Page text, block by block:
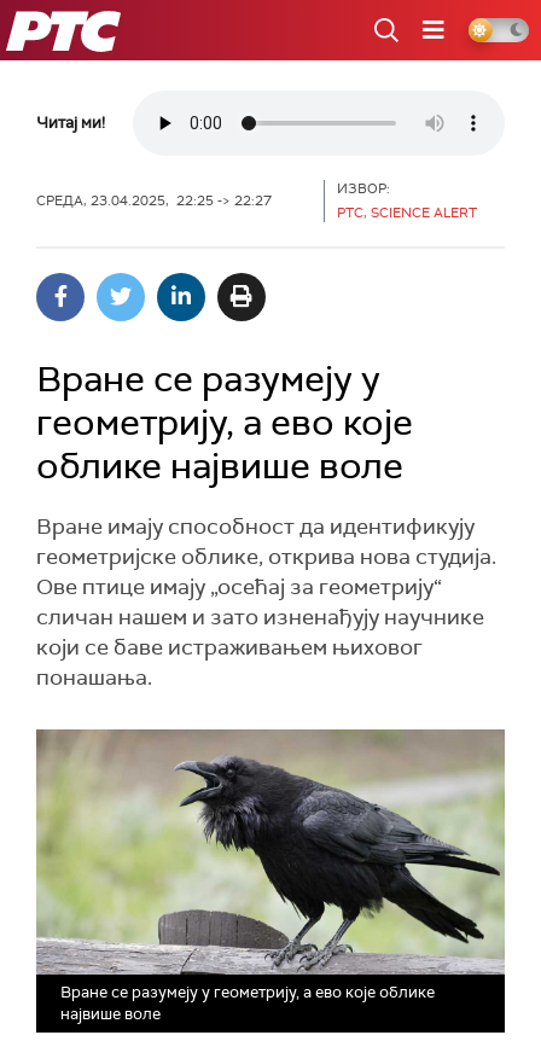
РТС
Читај ми!
СРЕДА, 23.04.2025, 22:25 -> 22:27
ИЗВОР:
РТС, SCIENCE ALERT
Вране се разумеју у
геометрију, а ево које
облике највише воле
Вране имају способност да идентификују
геометријске облике, открива нова студија.
Ове птице имају „осећај за геометрију“
сличан нашем и зато изненађују научнике
који се баве истраживањем њиховог
понашања.
Вране се разумеју у геометрију, а ево које облике
највише воле